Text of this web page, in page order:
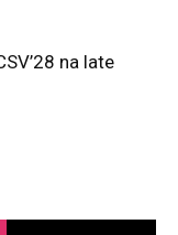
na late